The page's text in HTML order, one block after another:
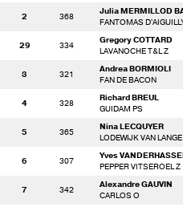
2 368
Julia MERMILLOD
FANTOMAS
29 334
Gregory COTTARD
LAVANOCHE T&L Z
3 321
Andrea BORMIOLI
FAN DE BACON
4 328
Richard BREUL
GUIDAM PS
5 365
Nina LECQUYER
LODEWIJK VAN
6 307
Yves
PEPPER VITSEROEL Z
7 342
Alexandre GAUVIN
CARLOS O